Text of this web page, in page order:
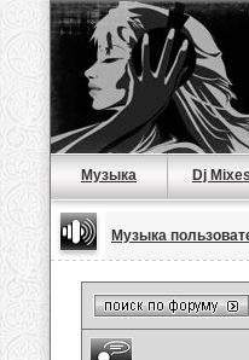
Музыка Dj Mixes
Музыка